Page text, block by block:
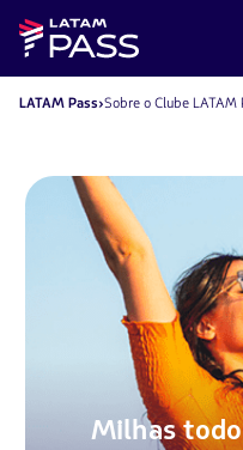
LATAM Pass Sobre o Clube LATAM
Milhas